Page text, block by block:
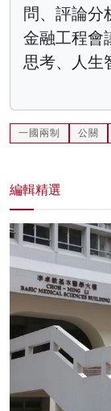
問、評論分
金融工程會
思考、人生
一國兩制 公關
編輯精選